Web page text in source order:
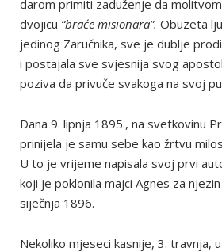
darom primiti zaduženje da
dvojicu “braće misionara”. Obuzeta
jedinog Zaručnika, sve je dublje
i postajala sve svjesnija svog
poziva da privuče svakoga na svoj
Dana 9. lipnja 1895., na svetkovinu
prinijela je samu sebe kao žrtvu
U to je vrijeme napisala svoj prvi
koji je poklonila majci Agnes za
siječnja 1896.
Nekoliko mjeseci kasnije, 3. travnja,